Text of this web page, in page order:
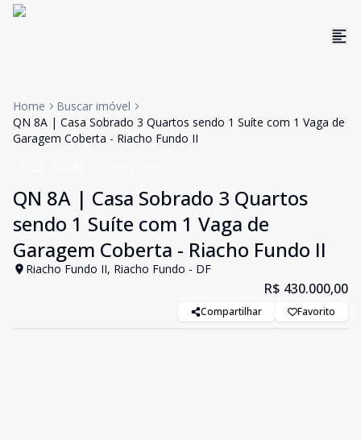
Home
Buscar imóvel
QN 8A | Casa Sobrado 3 Quartos sendo 1 Suíte com 1 Vaga de
Garagem Coberta - Riacho Fundo II
QN 8A | Casa Sobrado 3 Quartos
sendo 1 Suíte com 1 Vaga de
Garagem Coberta - Riacho Fundo II
Riacho Fundo II, Riacho Fundo - DF
R$ 430.000,00
Compartilhar Favorito